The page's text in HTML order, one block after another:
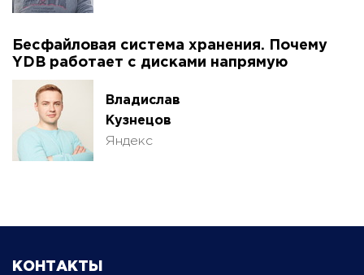
Бесфайловая система хранения. Почему
YDB работает с дисками напрямую
Владислав
Кузнецов
Яндекс
КОНТАКТЫ